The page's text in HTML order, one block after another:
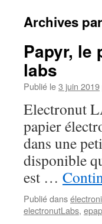
Archives
Papyr, le
labs
Publié le3 juin 2019
Electronut
papier
dans une
disponible
est …
Publié dans
electronutLabs,